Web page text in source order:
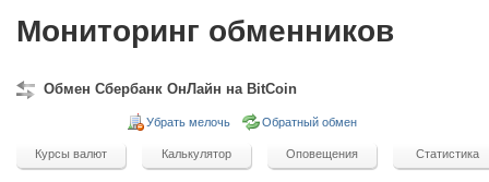
Мониторинг обменников
Обмен Сбербанк ОнЛайн на BitCoin
Убрать мелочь Обратный обмен